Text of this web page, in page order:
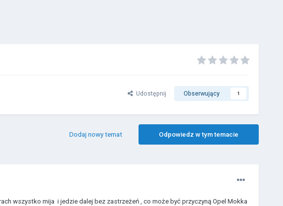
Udostępnij Obserwujący 1
Odpowiedz w tym temacie
Dodaj nowy temat
wszystko mija i jedzie dalej bez zastrzeżeń , co może być przyczyną Opel Mokka